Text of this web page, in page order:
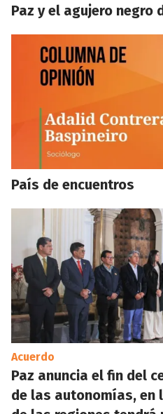
Paz y el agujero negro
País de encuentros
Acuerdo
Paz anuncia el fin del
de las autonomías, en